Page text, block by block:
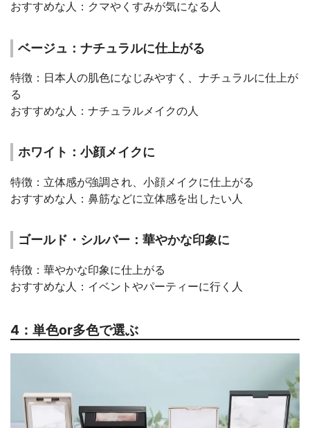
おすすめな人：クマやくすみが気になる人
ベージュ：ナチュラルに仕上がる
特徴：日本人の肌色になじみやすく、ナチュラルに仕上が
る
おすすめな人：ナチュラルメイクの人
ホワイト：小顔メイクに
特徴：立体感が強調され、小顔メイクに仕上がる
おすすめな人：鼻筋などに立体感を出したい人
ゴールド・シルバー：華やかな印象に
特徴：華やかな印象に仕上がる
おすすめな人：イベントやパーティーに行く人
4：単色or多色で選ぶ